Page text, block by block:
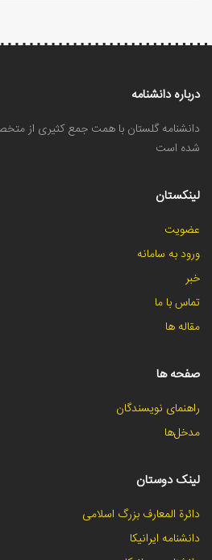
درباره دانشنامه
دانشنامه گلستان با همت جمع کثیری از
شده است
لینکستان
عضویت
ورود به سامانه
خبر
تماس با ما
مقاله ها
صفحه ها
راهنمای نویسندگان
مدخل‌ها
لینک دوستان
دائرة المعارف بزرگ اسلامی
دانشنامه ایرانیکا